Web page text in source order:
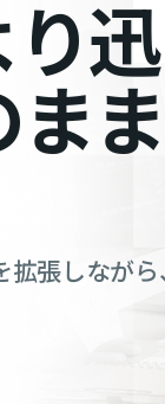
迅
ま
張しながら